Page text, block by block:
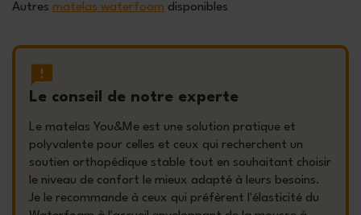
Autres matelas waterfoam disponibles
Le conseil de notre experte
Le matelas You&Me est une solution pratique et
polyvalente pour celles et ceux qui recherchent un
soutien orthopédique stable tout en souhaitant choisir
le niveau de confort le mieux adapté à leurs besoins.
Je le recommande à ceux qui préfèrent l'élasticité du